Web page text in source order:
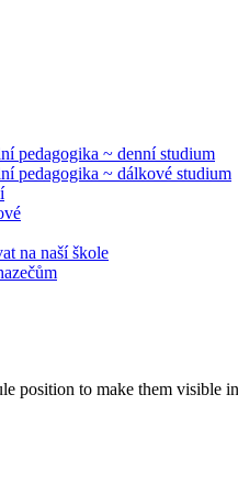
pedagogika ~ denní studium
pedagogika ~ dálkové studium
na naší škole
position to make them visible